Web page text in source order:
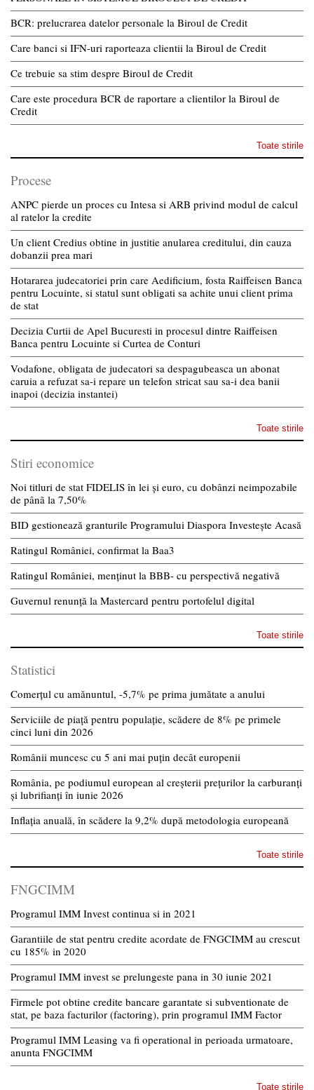
BCR: prelucrarea datelor personale la Biroul de Credit
Care banci si IFN-uri raporteaza clientii la Biroul de Credit
Ce trebuie sa stim despre Biroul de Credit
Care este procedura BCR de raportare a clientilor la Biroul de
Credit
Toate stirile
Procese
ANPC pierde un proces cu Intesa si ARB privind modul de calcul
al ratelor la credite
Un client Credius obtine in justitie anularea creditului, din cauza
dobanzii prea mari
Hotararea judecatoriei prin care Aedificium, fosta Raiffeisen Banca
pentru Locuinte, si statul sunt obligati sa achite unui client prima
de stat
Decizia Curtii de Apel Bucuresti in procesul dintre Raiffeisen
Banca pentru Locuinte si Curtea de Conturi
Vodafone, obligata de judecatori sa despagubeasca un abonat
caruia a refuzat sa-i repare un telefon stricat sau sa-i dea banii
inapoi (decizia instantei)
Toate stirile
Stiri economice
Noi titluri de stat FIDELIS în lei și euro, cu dobânzi neimpozabile
de pânã la 7,50%
BID gestionează granturile Programului Diaspora Investește Acasă
Ratingul României, confirmat la Baa3
Ratingul României, menținut la BBB- cu perspectivă negativă
Guvernul renunță la Mastercard pentru portofelul digital
Toate stirile
Statistici
Comerțul cu amănuntul, -5,7% pe prima jumătate a anului
Serviciile de piață pentru populație, scădere de 8% pe primele
cinci luni din 2026
Românii muncesc cu 5 ani mai puțin decât europenii
România, pe podiumul european al creșterii prețurilor la carburanți
și lubrifianți în iunie 2026
Inflația anuală, în scădere la 9,2% după metodologia europeană
Toate stirile
FNGCIMM
Programul IMM Invest continua si in 2021
Garantiile de stat pentru credite acordate de FNGCIMM au crescut
cu 185% in 2020
Programul IMM invest se prelungeste pana in 30 iunie 2021
Firmele pot obtine credite bancare garantate si subventionate de
stat, pe baza facturilor (factoring), prin programul IMM Factor
Programul IMM Leasing va fi operational in perioada urmatoare,
anunta FNGCIMM
Toate stirile